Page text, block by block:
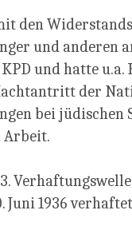
den
und anderen
und hatte
der
bei
Arbeit.
Juni 1936